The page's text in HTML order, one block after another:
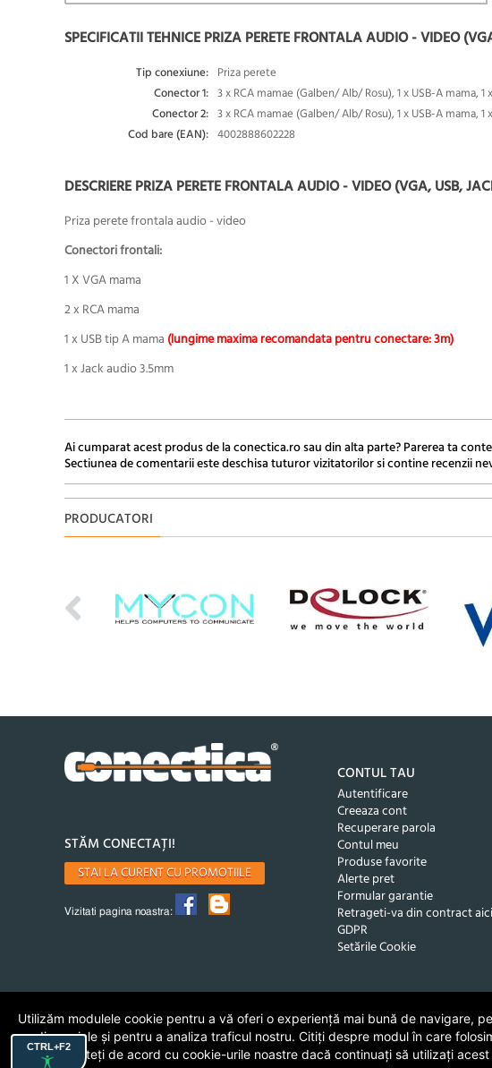
CTRL+F2
SPECIFICATII TEHNICE PRIZA PERETE FRONTALA AUDIO - VIDEO
Tip conexiune: Priza perete
Conector 1: 3 x RCA mamae (Galben/ Alb/ Rosu), 1 x USB-A mama,
Conector 2: 3 x RCA mamae (Galben/ Alb/ Rosu), 1 x USB-A mama,
Cod bare (EAN): 4002888602228
DESCRIERE PRIZA PERETE FRONTALA AUDIO - VIDEO (VGA, USB,
Priza perete frontala audio - video
Conectori frontali:
1 X VGA mama
2 x RCA mama
1 x USB tip A mama (lungime maxima recomandata pentru conectare: 3m)
1 x Jack audio 3.5mm
Ai cumparat acest produs de la conectica.ro sau din alta parte? Parerea ta
Sectiunea de comentarii este deschisa tuturor vizitatorilor si contine recenzii
PRODUCATORI
STĂM CONECTAȚI!
STAI LA CURENT CU PROMOTIILE
Vizitati pagina noastra:
CONTUL TAU
Autentificare
Creeaza cont
Recuperare parola
Contul meu
Produse favorite
Alerte pret
Formular garantie
Retrageti-va din contract aici
GDPR
Setările Cookie
Utilizăm modulele cookie pentru a vă oferi o experiență mai bună de navigare,
media sociale și pentru a analiza traficul nostru. Citiți despre modul în care
cookie. Sunteți de acord cu cookie-urile noastre dacă continuați să utilizați